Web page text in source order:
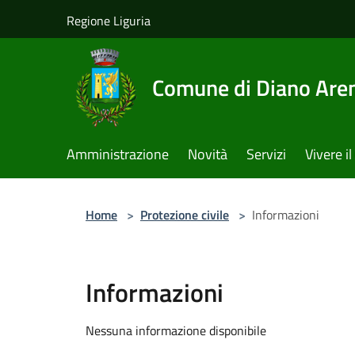
Regione Liguria
Comune di Diano
Amministrazione Novità Servizi Vivere
Home > Protezione civile > Informazioni
Informazioni
Nessuna informazione disponibile